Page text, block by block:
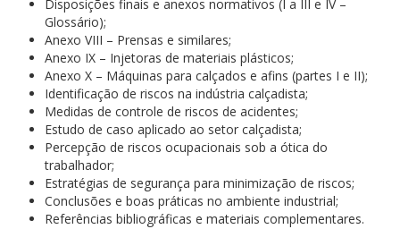
Disposições finais e anexos normativos (I a III e IV –
Glossário);
Anexo VIII – Prensas e similares;
Anexo IX – Injetoras de materiais plásticos;
Anexo X – Máquinas para calçados e afins (partes I e II);
Identificação de riscos na indústria calçadista;
Medidas de controle de riscos de acidentes;
Estudo de caso aplicado ao setor calçadista;
Percepção de riscos ocupacionais sob a ótica do
trabalhador;
Estratégias de segurança para minimização de riscos;
Conclusões e boas práticas no ambiente industrial;
Referências bibliográficas e materiais complementares.